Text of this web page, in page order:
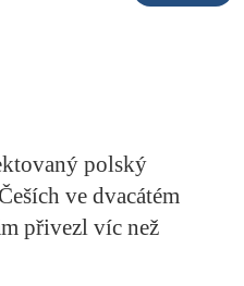
STUDIE
PORTRÉT
polský
ve dvacátém
přivezl víc než